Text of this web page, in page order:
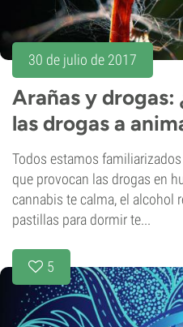
30 de julio de 2017
Arañas y drogas:
las drogas a
Todos estamos
que provocan las drogas en
cannabis te calma, el alcohol
pastillas para dormir te...
5